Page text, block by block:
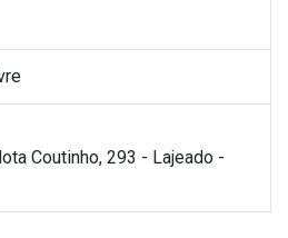
Coutinho, 293 - Lajeado -